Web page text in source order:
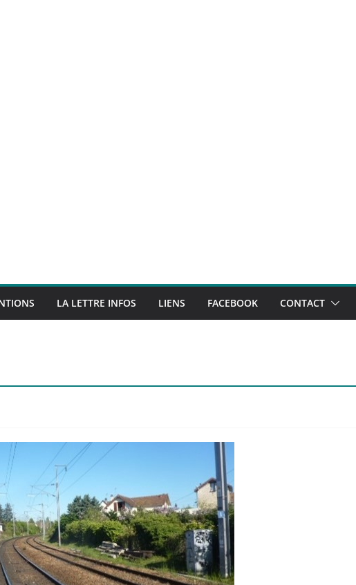
LA LETTRE INFOS LIENS FACEBOOK CONTACT